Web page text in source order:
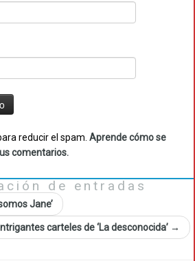
reducir el spam. Aprende cómo se
comentarios.
de entradas
Jane’
Intrigantes carteles de ‘La desconocida’ →